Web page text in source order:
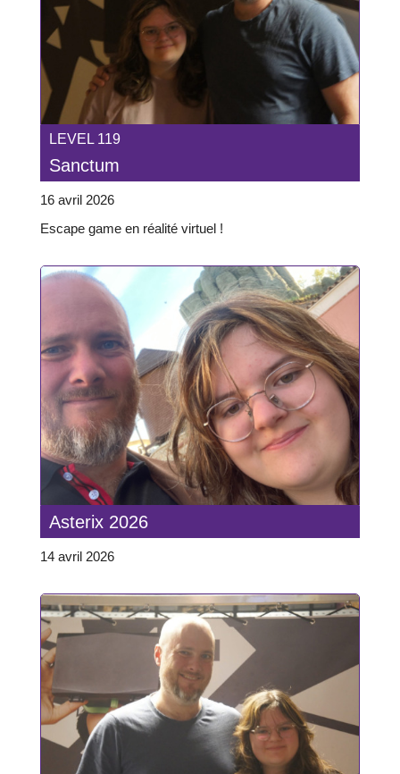
LEVEL 119
Sanctum
16 avril 2026
Escape game en réalité virtuel !
Asterix 2026
14 avril 2026